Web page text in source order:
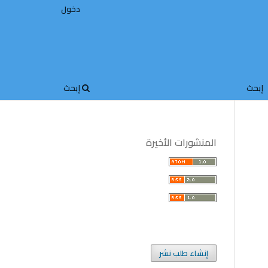
إبحث إبحث
دخول
المنشورات الأخيرة
إنشاء طلب نشر